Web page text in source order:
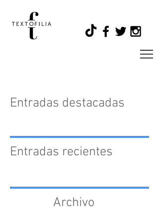
Entradas destacadas
Entradas recientes
Archivo